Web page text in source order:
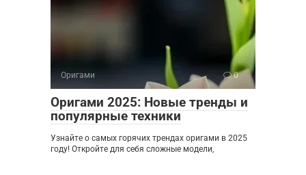
Оригами 0
Оригами 2025: Новые тренды и
популярные техники
Узнайте о самых горячих трендах оригами в 2025
году! Откройте для себя сложные модели,